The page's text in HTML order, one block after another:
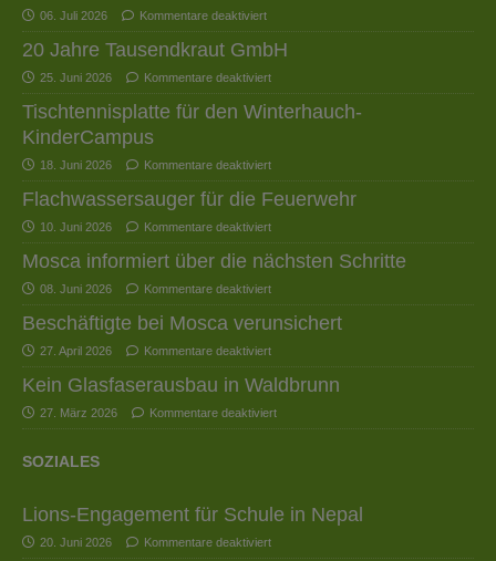
06. Juli 2026 Kommentare deaktiviert
20 Jahre Tausendkraut GmbH
25. Juni 2026 Kommentare deaktiviert
Tischtennisplatte für den Winterhauch-
KinderCampus
18. Juni 2026 Kommentare deaktiviert
Flachwassersauger für die Feuerwehr
10. Juni 2026 Kommentare deaktiviert
Mosca informiert über die nächsten Schritte
08. Juni 2026 Kommentare deaktiviert
Beschäftigte bei Mosca verunsichert
27. April 2026 Kommentare deaktiviert
Kein Glasfaserausbau in Waldbrunn
27. März 2026 Kommentare deaktiviert
SOZIALES
Lions-Engagement für Schule in Nepal
20. Juni 2026 Kommentare deaktiviert